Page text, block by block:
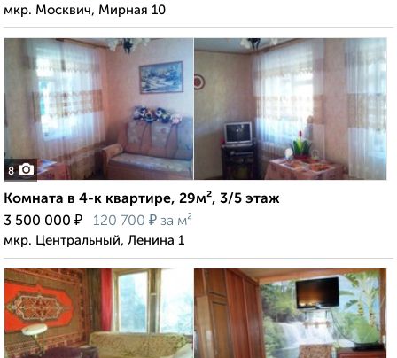
мкр. Москвич, Мирная 10
8
Комната в 4-к квартире, 29м², 3/5 этаж
3 500 000 ₽ 120 700 ₽ за м²
мкр. Центральный, Ленина 1